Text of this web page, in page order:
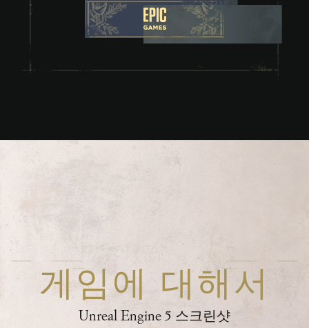
게임에 대해서
Unreal Engine 5 스크린샷